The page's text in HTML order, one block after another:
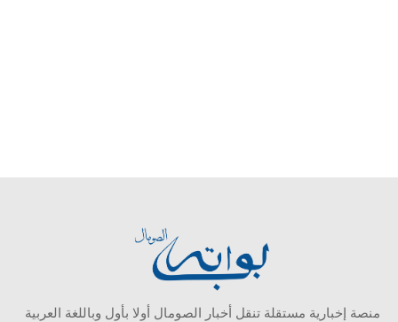
منصة إخبارية مستقلة تنقل أخبار الصومال أولا بأول وباللغة العربية